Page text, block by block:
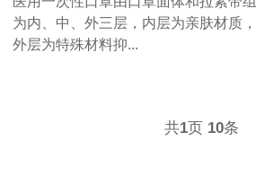
为内、中、外三层，内层为亲肤材质
外层为特殊材料抑...
共1页 10条